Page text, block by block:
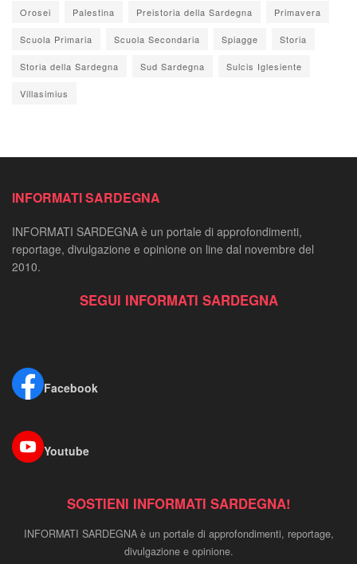
Orosei Palestina Preistoria della Sardegna Primavera
Scuola Primaria Scuola Secondaria Spiagge Storia
Storia della Sardegna Sud Sardegna Sulcis Iglesiente
Villasimius
INFORMATI SARDEGNA
INFORMATI SARDEGNA è un portale di approfondimenti,
reportage, divulgazione e opinione on line dal novembre del
2010.
SEGUI INFORMATI SARDEGNA
Facebook
Youtube
SOSTIENI INFORMATI SARDEGNA!
INFORMATI SARDEGNA è un portale di approfondimenti, reportage,
divulgazione e opinione.